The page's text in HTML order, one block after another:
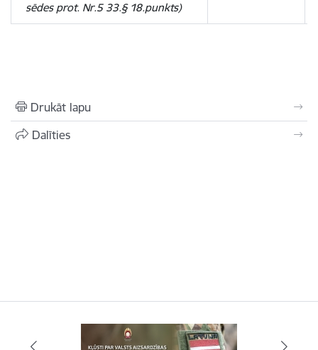
sēdes prot. Nr.5 33.§ 18.punkts)
Drukāt lapu
Dalīties